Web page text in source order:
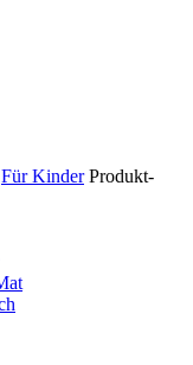
Für Kinder Produkt-